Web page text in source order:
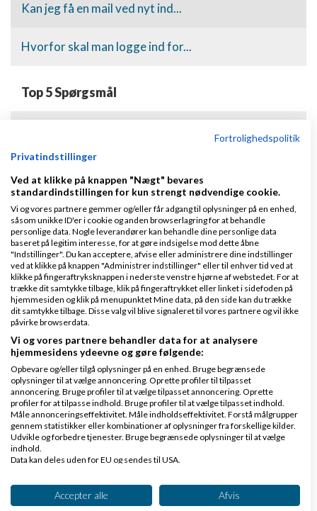
Kan jeg få en mail ved nyt ind...
Hvorfor skal man logge ind for...
Top 5 Spørgsmål
Hvordan sletter jeg min blog?
Hvordan fjerner jeg en bruger der irriterer mig?
Hvordan skriver man et godt blogindlæg?
Indlæs flere artikler +
5 Nyeste Spørgsmål
Hvorfor hedder Amino virksomhedsbørs nu Saxis?
Hvor finder man tråde/debatter der ikke har et svar?
Fortrolighedspolitik
Privatindstillinger
Ved at klikke på knappen "Nægt" bevares
standardindstillingen for kun strengt nødvendige cookie.
Vi og vores partnere gemmer og/eller får adgang til oplysninger på en enhed,
såsom unikke ID'er i cookie og anden browserlagring for at behandle
personlige data. Nogle leverandører kan behandle dine personlige data
baseret på legitim interesse, for at gøre indsigelse mod dette åbne
"Indstillinger". Du kan acceptere, afvise eller administrere dine indstillinger
ved at klikke på knappen "Administrer indstillinger" eller til enhver tid ved at
klikke på fingeraftryksknappen i nederste venstre hjørne af webstedet. For at
trække dit samtykke tilbage, klik på fingeraftrykket eller linket i sidefoden på
hjemmesiden og klik på menupunktet Mine data, på den side kan du trække
dit samtykke tilbage. Disse valg vil blive signaleret til vores partnere og vil ikke
påvirke browserdata.
Vi og vores partnere behandler data for at analysere
hjemmesidens ydeevne og gøre følgende:
Opbevare og/eller tilgå oplysninger på en enhed. Bruge begrænsede
oplysninger til at vælge annoncering. Oprette profiler til tilpasset
annoncering. Bruge profiler til at vælge tilpasset annoncering. Oprette
profiler for at tilpasse indhold. Bruge profiler til at vælge tilpasset indhold.
Måle annonceringseffektivitet. Måle indholdseffektivitet. Forstå målgrupper
gennem statistikker eller kombinationer af oplysninger fra forskellige kilder.
Udvikle og forbedre tjenester. Bruge begrænsede oplysninger til at vælge
indhold.
Data kan deles uden for EU og sendes til USA.
Se partnerliste (2 IAB-leverandører)
Accepter alle Afvis